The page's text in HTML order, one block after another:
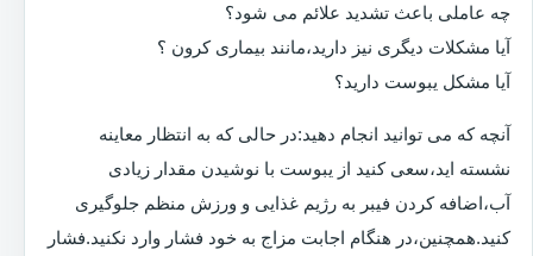
چه عاملی باعث تشدید علائم می شود؟
آیا مشکلات دیگری نیز دارید،مانند بیماری کرون ؟
آیا مشکل یبوست دارید؟
آنچه که می توانید انجام دهید:در حالی که به انتظار معاینه
نشسته اید،سعی کنید از یبوست با نوشیدن مقدار زیادی
آب،اضافه کردن فیبر به رژیم غذایی و ورزش منظم جلوگیری
کنید.همچنین،در هنگام اجابت مزاج به خود فشار وارد نکنید.فشار